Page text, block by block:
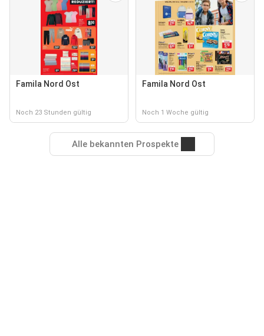
Famila Nord Ost
Noch 23 Stunden gültig
Famila Nord Ost
Noch 1 Woche gültig
Alle bekannten Prospekte